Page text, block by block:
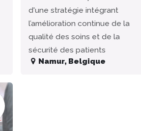
d'une stratégie intégrant
l’amélioration continue de la
qualité des soins et de la
sécurité des patients
Namur, Belgique